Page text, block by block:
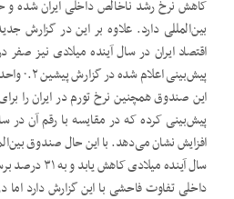
کاهش نرخ رشد ناخالص داخلی ایران شده و
بین‌المللی دارد. علاوه بر این در گزارش
اقتصاد ایران در سال آینده میلادی نیز
پیش‌بینی اعلام شده در گزارش پیشین ۰.۲ واحد درصد کاهش یافته است.
افزایش نشان می‌دهد. با این حال صندوق
سال آینده